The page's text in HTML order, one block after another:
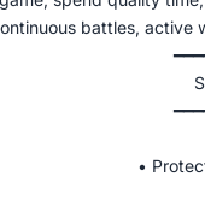
battles, active
•